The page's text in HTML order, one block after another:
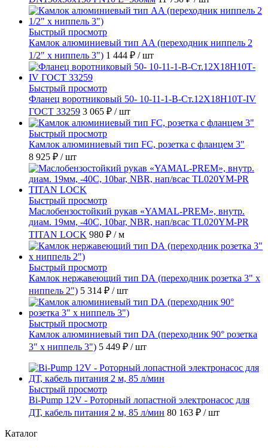
Быстрый просмотр
Камлок алюминиевый тип AA (переходник ниппель 2
1/2" х ниппель 3") 1 444 ₽ / шт
Быстрый просмотр
Фланец воротниковый 50- 10-11-1-B-Ст.12Х18Н10Т-IV
ГОСТ 33259 3 065 ₽ / шт
Быстрый просмотр
Камлок алюминиевый тип FC, розетка с фланцем 3"
8 925 ₽ / шт
Быстрый просмотр
Маслобензостойкий рукав «YAMAL-PREM», внутр.
диам. 19мм, -40C, 10bar, NBR, нап/всас TL020YM-PR
TITAN LOCK 980 ₽ / м
Быстрый просмотр
Камлок нержавеющий тип DА (переходник розетка 3" х
ниппель 2") 5 314 ₽ / шт
Быстрый просмотр
Камлок алюминиевый тип DА (переходник 90° розетка
3" х ниппель 3") 5 449 ₽ / шт
Быстрый просмотр
Bi-Pump 12V - Роторный лопастной электронасос для
ДТ, кабель питания 2 м, 85 л/мин 80 163 ₽ / шт
Каталог